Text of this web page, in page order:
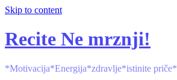
Skip to content
Recite Ne mrznji!
*Motivacija*Energija*zdravlje*istinite priče*